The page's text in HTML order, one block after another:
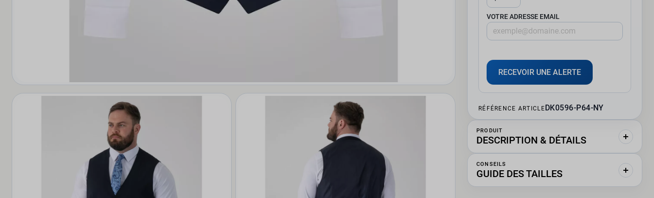
VOTRE ADRESSE EMAIL
RECEVOIR UNE ALERTE
RÉFÉRENCE ARTICLEDK0596-P64-NY
PRODUIT
DESCRIPTION & DÉTAILS
CONSEILS
GUIDE DES TAILLES